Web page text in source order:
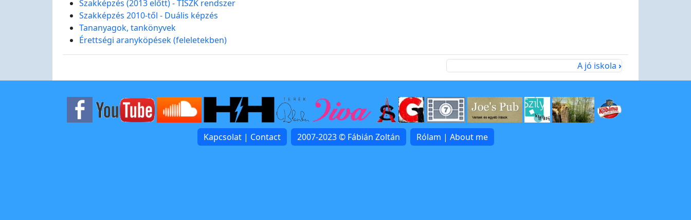
Szakképzés (2013 előtt) - TISZK rendszer
Szakképzés 2010-től - Duális képzés
Tananyagok, tankönyvek
Érettségi aranyköpések (feleletekben)
A jó iskola ›
Kapcsolat | Contact 2007-2023 © Fábián Zoltán Rólam | About me